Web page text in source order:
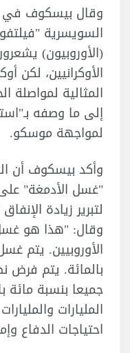
وقال بيسكوف في
السويسرية
(الأوروبيون)
الأوكرانيين، لكن
المثالية لمواصلة
إلى ما وصفه
لمواجهة موسكو.
وأكد بيسكوف أن
"غسل الأدمغة" على
لتبرير زيادة
وقال: "هذا هو
الأوروبيين. يتم
بالمائة. يتم فرض
جميعا بنسبة مائة
المليارات
احتياجات الدفاع